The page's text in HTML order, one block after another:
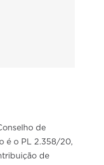
de
é o PL 2.358/20,
de